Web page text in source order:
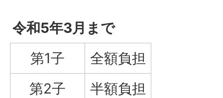
令和5年3月まで
第1子
全額負担
第2子
半額負担